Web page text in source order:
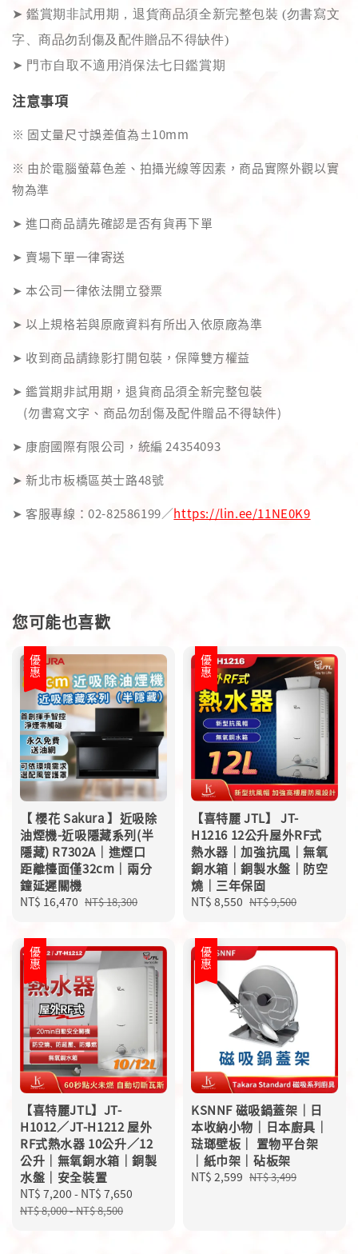
➤ 鑑賞期非試用期，退貨商品須全新完整包裝 (勿書寫文
字、商品勿刮傷及配件贈品不得缺件)
➤ 門市自取不適用消保法七日鑑賞期
注意事項
※ 固丈量尺寸誤差值為±10mm
※ 由於電腦螢幕色差、拍攝光線等因素，商品實際外觀以實
物為準
➤ 進口商品請先確認是否有貨再下單
➤ 賣場下單一律寄送
➤ 本公司一律依法開立發票
➤ 以上規格若與原廠資料有所出入依原廠為準
➤ 收到商品請錄影打開包裝，保障雙方權益
➤ 鑑賞期非試用期，退貨商品須全新完整包裝
(勿書寫文字、商品勿刮傷及配件贈品不得缺件)
➤ 康廚國際有限公司，統編 24354093
➤ 新北市板橋區英士路48號
➤ 客服專線：02-82586199／https://lin.ee/11NE0K9
您可能也喜歡
優惠
【 櫻花 Sakura 】近吸除
油煙機-近吸隱藏系列(半
隱藏) R7302A｜進煙口
距離檯面僅32cm｜兩分
鐘延遲關機
Sale
NT$ 16,470 Regular
NT$ 18,300
優惠
【喜特麗 JTL】 JT-
H1216 12公升屋外RF式
熱水器｜加強抗風｜無氧
銅水箱｜銅製水盤｜防空
燒｜三年保固
Sale
NT$ 8,550 Regular
NT$ 9,500
優惠
【喜特麗JTL】JT-
H1012／JT-H1212 屋外
RF式熱水器 10公升／12
公升｜無氧銅水箱｜銅製
水盤｜安全裝置
Sale
price
NT$ 7,200 - NT$ 7,650
NT$ 8,000-NT$ 8,500
優惠
KSNNF 磁吸鍋蓋架｜日
本收納小物｜日本廚具｜
琺瑯壁板｜ 置物平台架
｜紙巾架｜砧板架
Sale
NT$ 2,599 Regular
NT$ 3,499